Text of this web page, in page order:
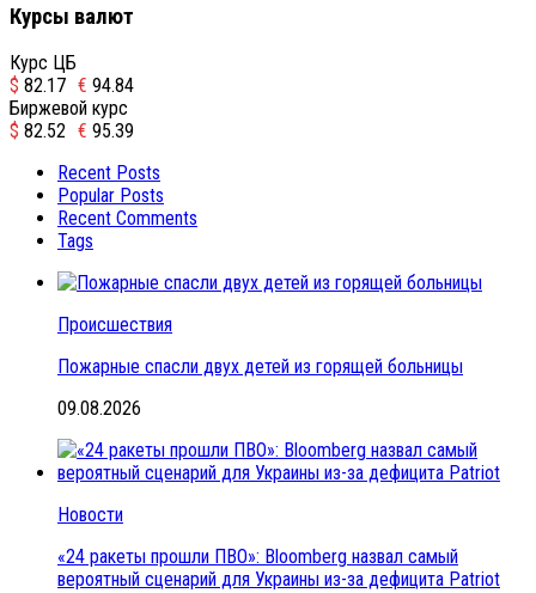
Курсы валют
Курс ЦБ
$ 82.17 € 94.84
Биржевой курс
$ 82.52 € 95.39
Recent Posts
Popular Posts
Recent Comments
Tags
Происшествия
Пожарные спасли двух детей из горящей больницы
09.08.2026
Новости
«24 ракеты прошли ПВО»: Bloomberg назвал самый
вероятный сценарий для Украины из-за дефицита Patriot